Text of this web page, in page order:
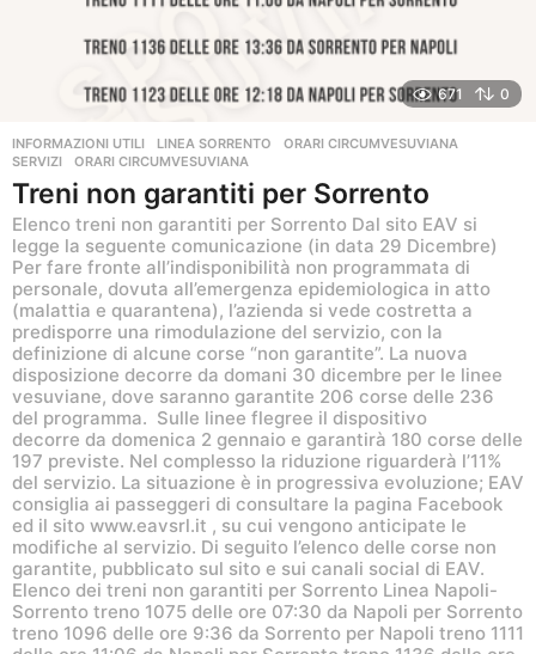
671 0
INFORMAZIONI UTILI ,LINEA SORRENTO ,ORARI CIRCUMVESUVIANA
SERVIZI
ORARI CIRCUMVESUVIANA
Treni non garantiti per Sorrento
Elenco treni non garantiti per Sorrento Dal sito EAV si
legge la seguente comunicazione (in data 29 Dicembre)
Per fare fronte all’indisponibilità non programmata di
personale, dovuta all’emergenza epidemiologica in atto
(malattia e quarantena), l’azienda si vede costretta a
predisporre una rimodulazione del servizio, con la
definizione di alcune corse “non garantite”. La nuova
disposizione decorre da domani 30 dicembre per le linee
vesuviane, dove saranno garantite 206 corse delle 236
del programma. Sulle linee flegree il dispositivo
decorre da domenica 2 gennaio e garantirà 180 corse delle
197 previste. Nel complesso la riduzione riguarderà l’11%
del servizio. La situazione è in progressiva evoluzione; EAV
consiglia ai passeggeri di consultare la pagina Facebook
ed il sito www.eavsrl.it , su cui vengono anticipate le
modifiche al servizio. Di seguito l’elenco delle corse non
garantite, pubblicato sul sito e sui canali social di EAV.
Elenco dei treni non garantiti per Sorrento Linea Napoli-
Sorrento treno 1075 delle ore 07:30 da Napoli per Sorrento
treno 1096 delle ore 9:36 da Sorrento per Napoli treno 1111